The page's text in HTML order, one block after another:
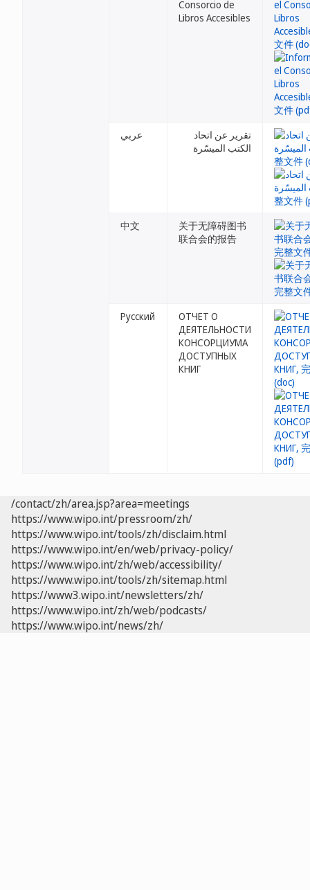
Consorcio de
Libros Accesibles
عربي
تقرير عن اتحاد
الكتب الميسّرة
中文
关于无障碍图书
联合会的报告
Русский
ОТЧЕТ О
ДЕЯТЕЛЬНОСТИ
КОНСОРЦИУМА
ДОСТУПНЫХ
КНИГ
/contact/zh/area.jsp?area=meetings
https://www.wipo.int/pressroom/zh/
https://www.wipo.int/tools/zh/disclaim.html
https://www.wipo.int/en/web/privacy-policy/
https://www.wipo.int/zh/web/accessibility/
https://www.wipo.int/tools/zh/sitemap.html
https://www3.wipo.int/newsletters/zh/
https://www.wipo.int/zh/web/podcasts/
https://www.wipo.int/news/zh/